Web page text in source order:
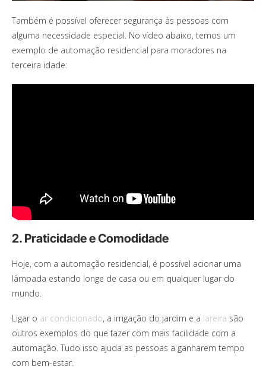
Também é possível oferecer segurança às pessoas com
alguma necessidade especial. No vídeo abaixo, temos um
exemplo de automação residencial para moradores na
terceira idade:
2. Praticidade e Comodidade
Hoje, com a automação residencial, é possível acionar uma
lâmpada estando longe de casa ou em qualquer lugar do
mundo.
Ligar o ar condicionado, a irrigação do jardim e a lareira são
outros exemplos do que fazer com mais facilidade com a
automação. Tudo isso ajuda as pessoas a ganharem tempo
com bem-estar.